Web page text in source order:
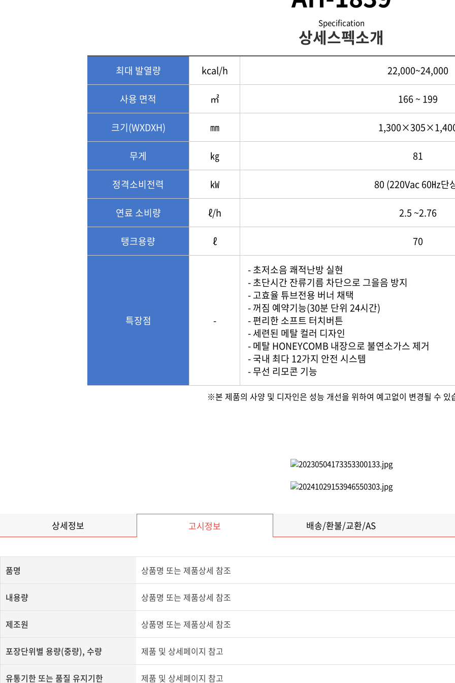
Specification
상세스펙소개
최대 발열량 kcal/h 22,000~24,000
사용 면적 ㎡ 166 ~ 199
크기(WXDXH) ㎜
무게 ㎏ 81
정격소비전력 ㎾ 80 (220Vac 60㎐단
연료 소비량 ℓ/h 2.5 ~2.76
탱크용량 ℓ 70
특장점 -
- 초저소음 쾌적난방 실현
- 초단시간 잔류기름 차단으로 그을음 방지
- 고효율 튜브전용 버너 채택
- 꺼짐 예약기능(30분 단위 24시간)
- 편리한 소프트 터치버튼
- 세련된 메탈 컬러 디자인
- 메탈 HONEYCOMB 내장으로 불연소가스 제거
- 국내 최다 12가지 안전 시스템
- 무선 리모콘 기능
※본 제품의 사양 및 디자인은 성능 개선을 위하여 예고없이 변경될 수 있
상세정보 고시정보 배송/환불/교환/AS
품명 상품명 또는 제품상세 참조
내용량 상품명 또는 제품상세 참조
제조원 ​상품명 또는 제품상세 참조​
포장단위별 용량(중량), 수량 제품 및 상세페이지 참고
유통기한 또는 품질 유지기한 ​제품 및 상세페이지 참고​